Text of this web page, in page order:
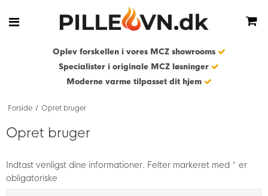
Oplev forskellen i vores MCZ showrooms
Specialister i originale MCZ løsninger
Moderne varme tilpasset dit hjem
Forside / Opret bruger
Opret bruger
Indtast venligst dine informationer. Felter markeret med * er
obligatoriske